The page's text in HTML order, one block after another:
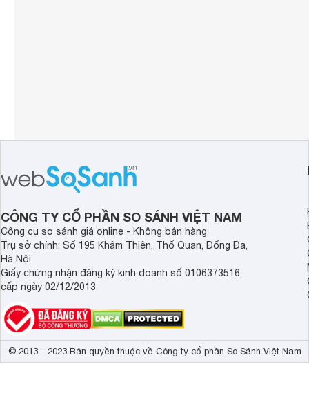
CÔNG TY CỔ PHẦN SO SÁNH VIỆT NAM
Công cụ so sánh giá online - Không bán hàng
Trụ sở chính: Số 195 Khâm Thiên, Thổ Quan, Đống Đa,
Hà Nội
Giấy chứng nhận đăng ký kinh doanh số 0106373516,
cấp ngày 02/12/2013
© 2013 - 2023 Bản quyền thuộc về Công ty cổ phần So Sánh Việt Nam